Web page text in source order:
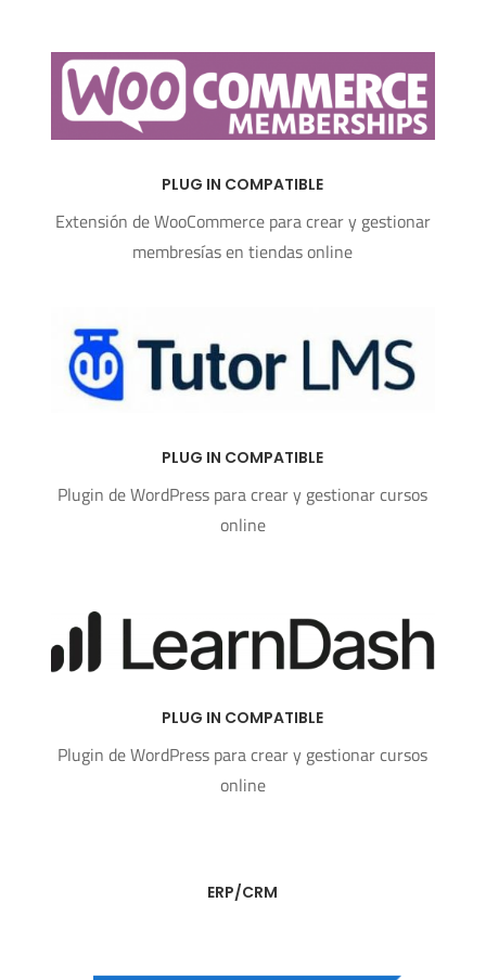
PLUG IN COMPATIBLE
Extensión de WooCommerce para crear y gestionar
membresías en tiendas online
PLUG IN COMPATIBLE
Plugin de WordPress para crear y gestionar cursos
online
PLUG IN COMPATIBLE
Plugin de WordPress para crear y gestionar cursos
online
ERP/CRM